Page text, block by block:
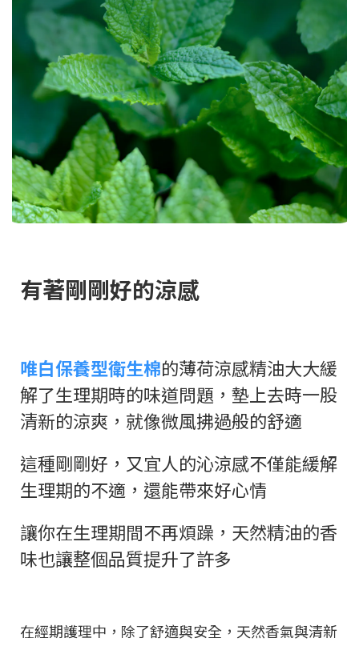
有著剛剛好的涼感
唯白保養型衛生棉的薄荷涼感精油大大緩
解了生理期時的味道問題，墊上去時一股
清新的涼爽，就像微風拂過般的舒適
這種剛剛好，又宜人的沁涼感不僅能緩解
生理期的不適，還能帶來好心情
讓你在生理期間不再煩躁，天然精油的香
味也讓整個品質提升了許多
在經期護理中，除了舒適與安全，天然香氣與清新